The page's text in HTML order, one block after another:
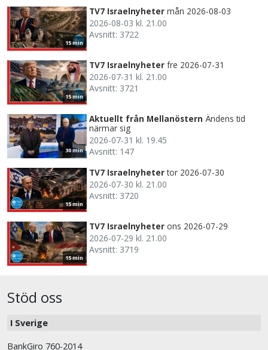
15 min
TV7 Israelnyheter mån 2026-08-03
2026-08-03 kl. 21.00
Avsnitt: 3722
15 min
TV7 Israelnyheter fre 2026-07-31
2026-07-31 kl. 21.00
Avsnitt: 3721
30 min
Aktuellt från Mellanöstern Ändens tid
närmar sig
2026-07-31 kl. 19.45
Avsnitt: 147
15 min
TV7 Israelnyheter tor 2026-07-30
2026-07-30 kl. 21.00
Avsnitt: 3720
15 min
TV7 Israelnyheter ons 2026-07-29
2026-07-29 kl. 21.00
Avsnitt: 3719
Stöd oss
I Sverige
BankGiro 760-2014